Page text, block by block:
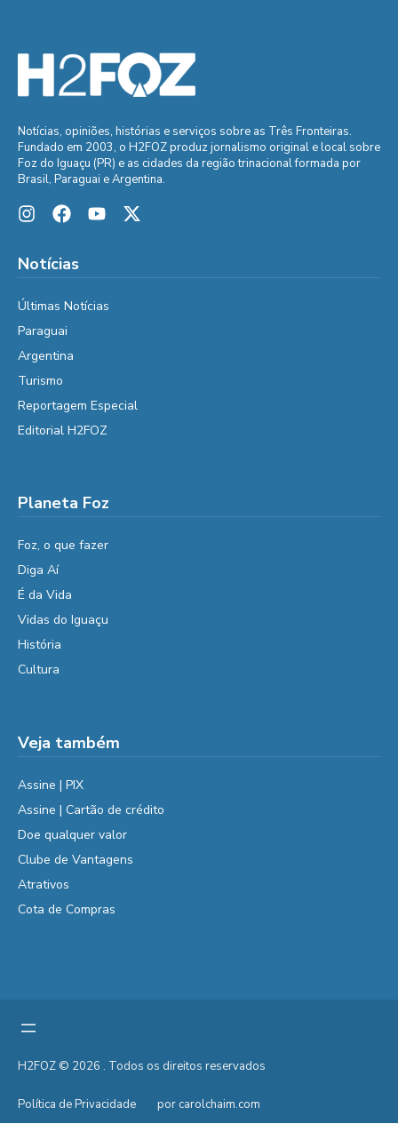
Notícias, opiniões, histórias e serviços sobre as Três Fronteiras.
Fundado em 2003, o H2FOZ produz jornalismo original e local sobre
Foz do Iguaçu (PR) e as cidades da região trinacional formada por
Brasil, Paraguai e Argentina.
Notícias
Últimas Notícias
Paraguai
Argentina
Turismo
Reportagem Especial
Editorial H2FOZ
Planeta Foz
Foz, o que fazer
Diga Aí
É da Vida
Vidas do Iguaçu
História
Cultura
Veja também
Assine | PIX
Assine | Cartão de crédito
Doe qualquer valor
Clube de Vantagens
Atrativos
Cota de Compras
H2FOZ © 2026 . Todos os direitos reservados
Política de Privacidade por carolchaim.com